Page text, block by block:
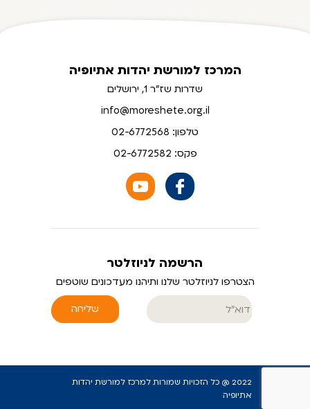
המרכז למורשת יהדות אתיופיה
שדרות שז"ר 1, ירושלים
info@moreshete.org.il
טלפון: 02-6772568
פקס: 02-6772582
הרשמה לניוזלטר
הצטרפו לניוזלטר שלנו ותיהנו מעדכונים שוטפים
שליחה
2022 @ כל הזכויות שמורות למרכז למורשת יהדות
אתיופיה